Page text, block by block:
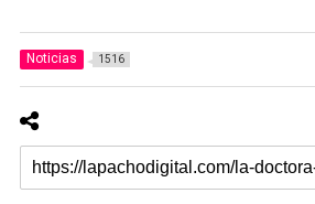
Noticias 1516